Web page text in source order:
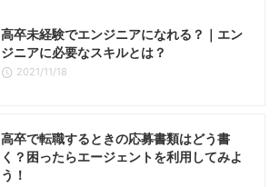
高卒未経験でエンジニアになれる？｜エン
ジニアに必要なスキルとは？
2021/11/18
高卒で転職するときの応募書類はどう書
く？困ったらエージェントを利用してみよ
う！